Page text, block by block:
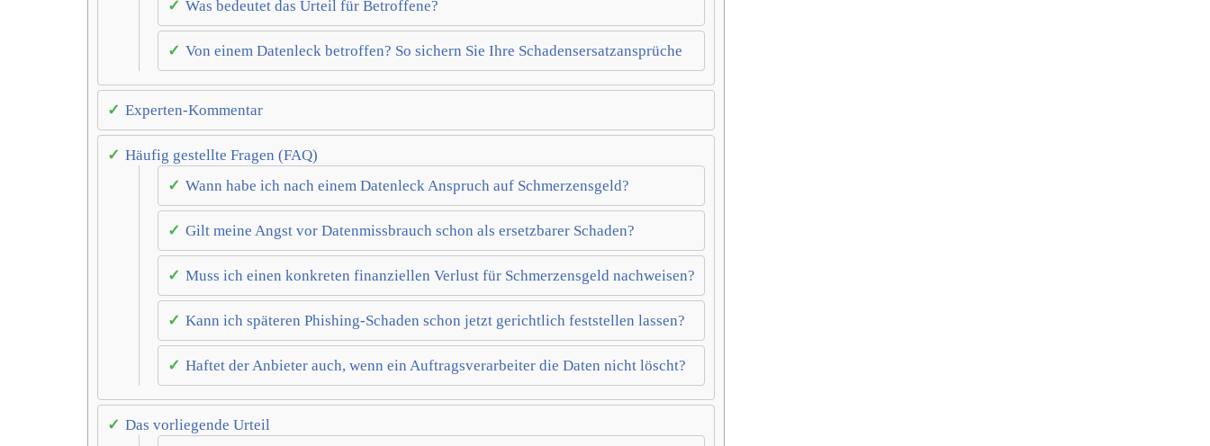
Was bedeutet das Urteil für Betroffene?
Von einem Datenleck betroffen? So sichern Sie Ihre Schadensersatzansprüche
Experten-Kommentar
Häufig gestellte Fragen (FAQ)
Wann habe ich nach einem Datenleck Anspruch auf Schmerzensgeld?
Gilt meine Angst vor Datenmissbrauch schon als ersetzbarer Schaden?
Muss ich einen konkreten finanziellen Verlust für Schmerzensgeld nachweisen?
Kann ich späteren Phishing-Schaden schon jetzt gerichtlich feststellen lassen?
Haftet der Anbieter auch, wenn ein Auftragsverarbeiter die Daten nicht löscht?
Das vorliegende Urteil